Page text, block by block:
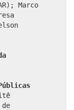
Marco